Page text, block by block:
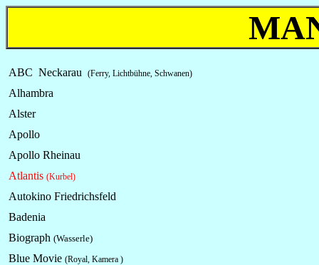
ABC Neckarau (Ferry, Lichtbühne, Schwanen)
Alhambra
Alster
Apollo
Apollo Rheinau
Atlantis (Kurbel)
Autokino Friedrichsfeld
Badenia
Biograph (Wasserle)
Blue Movie (Royal, Kamera )